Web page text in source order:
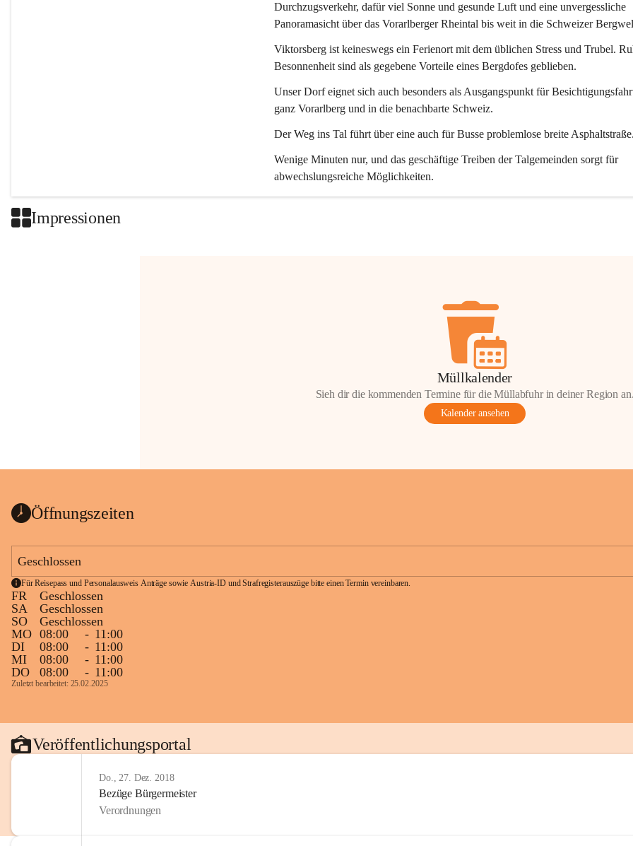
Durchzugsverkehr, dafür viel Sonne und gesunde Luft und eine unvergessliche
Panoramasicht über das Vorarlberger Rheintal bis weit in die Schweizer
Viktorsberg ist keineswegs ein Ferienort mit dem üblichen Stress und Trubel.
Besonnenheit sind als gegebene Vorteile eines Bergdofes geblieben.
Unser Dorf eignet sich auch besonders als Ausgangspunkt für
ganz Vorarlberg und in die benachbarte Schweiz.
Der Weg ins Tal führt über eine auch für Busse problemlose breite
Wenige Minuten nur, und das geschäftige Treiben der Talgemeinden sorgt für
abwechslungsreiche Möglichkeiten.
Impressionen
Müllkalender
Sieh dir die kommenden Termine für die Müllabfuhr in deiner Region
Kalender ansehen
Öffnungszeiten
Geschlossen
Für Reisepass und Personalausweis Anträge sowie Austria-ID und Strafregisterauszüge bitte einen Termin vereinbaren.
FR
Geschlossen
SA
Geschlossen
SO
Geschlossen
MO 08:00 - 11:00
DI
08:00 - 11:00
MI
08:00 - 11:00
DO
08:00 - 11:00
Zuletzt bearbeitet: 25.02.2025
Veröffentlichungsportal
Do., 27. Dez. 2018
Bezüge Bürgermeister
Verordnungen